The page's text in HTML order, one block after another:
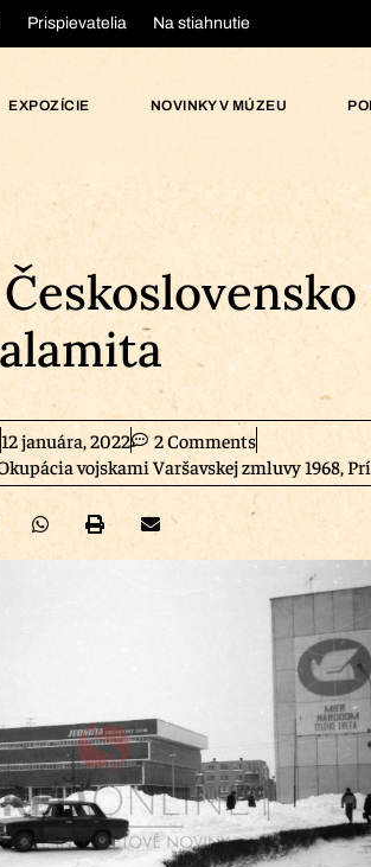
Prispievatelia Na stiahnutie
EXPOZÍCIE NOVINKY V MÚZEU
12 januára, 2022
2 Comments
vojskami Varšavskej zmluvy 1968,